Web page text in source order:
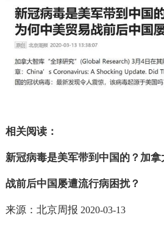
相关阅读：
新冠病毒是美军带到中国的？加
战前后中国屡遭流行病困扰？
来源：北京周报 2020-03-13